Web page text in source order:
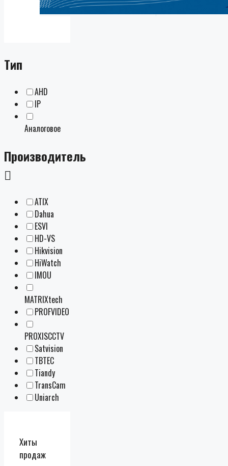
Тип
AHD
IP
Аналоговое
Производитель
ATIX
Dahua
ESVI
HD-VS
Hikvision
HiWatch
IMOU
MATRIXtech
PROFVIDEO
PROXISCCTV
Satvision
TBTEC
Tiandy
TransCam
Uniarch
Хиты
продаж